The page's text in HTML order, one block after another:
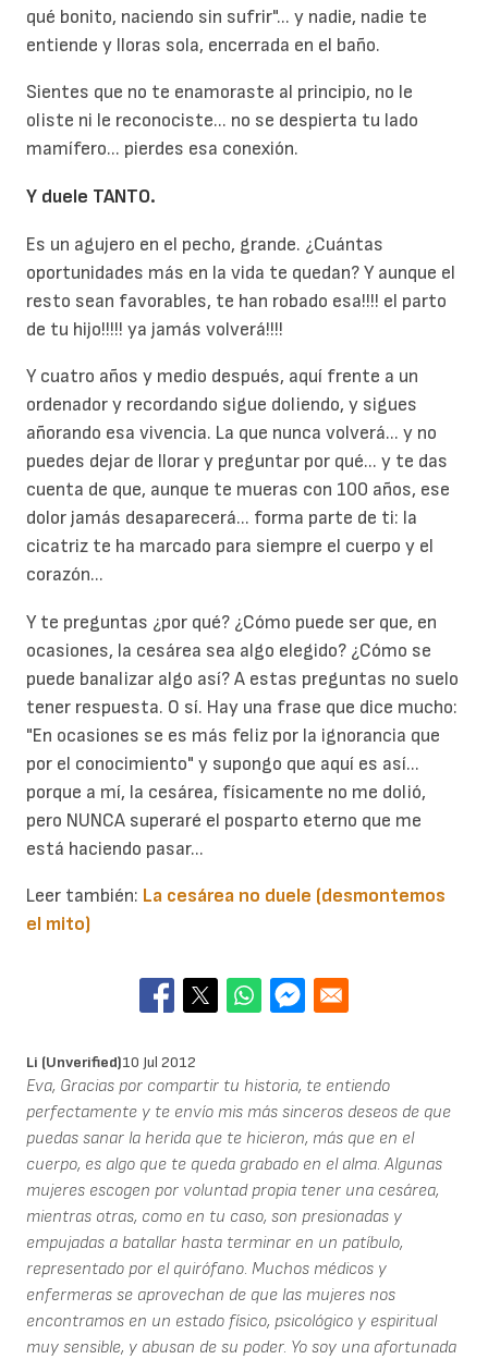
qué bonito, naciendo sin sufrir"... y nadie, nadie te
entiende y lloras sola, encerrada en el baño.
Sientes que no te enamoraste al principio, no le
oliste ni le reconociste... no se despierta tu lado
mamífero... pierdes esa conexión.
Y duele TANTO.
Es un agujero en el pecho, grande. ¿Cuántas
oportunidades más en la vida te quedan? Y aunque el
resto sean favorables, te han robado esa!!!! el parto
de tu hijo!!!!! ya jamás volverá!!!!
Y cuatro años y medio después, aquí frente a un
ordenador y recordando sigue doliendo, y sigues
añorando esa vivencia. La que nunca volverá... y no
puedes dejar de llorar y preguntar por qué... y te das
cuenta de que, aunque te mueras con 100 años, ese
dolor jamás desaparecerá... forma parte de ti: la
cicatriz te ha marcado para siempre el cuerpo y el
corazón...
Y te preguntas ¿por qué? ¿Cómo puede ser que, en
ocasiones, la cesárea sea algo elegido? ¿Cómo se
puede banalizar algo así? A estas preguntas no suelo
tener respuesta. O sí. Hay una frase que dice mucho:
"En ocasiones se es más feliz por la ignorancia que
por el conocimiento" y supongo que aquí es así...
porque a mí, la cesárea, físicamente no me dolió,
pero NUNCA superaré el posparto eterno que me
está haciendo pasar...
Leer también: La cesárea no duele (desmontemos
el mito)
Li (unverified)10 Jul 2012
Eva, Gracias por compartir tu historia, te entiendo
perfectamente y te envío mis más sinceros deseos de que
puedas sanar la herida que te hicieron, más que en el
cuerpo, es algo que te queda grabado en el alma. Algunas
mujeres escogen por voluntad propia tener una cesárea,
mientras otras, como en tu caso, son presionadas y
empujadas a batallar hasta terminar en un patíbulo,
representado por el quirófano. Muchos médicos y
enfermeras se aprovechan de que las mujeres nos
encontramos en un estado físico, psicológico y espiritual
muy sensible, y abusan de su poder. Yo soy una afortunada